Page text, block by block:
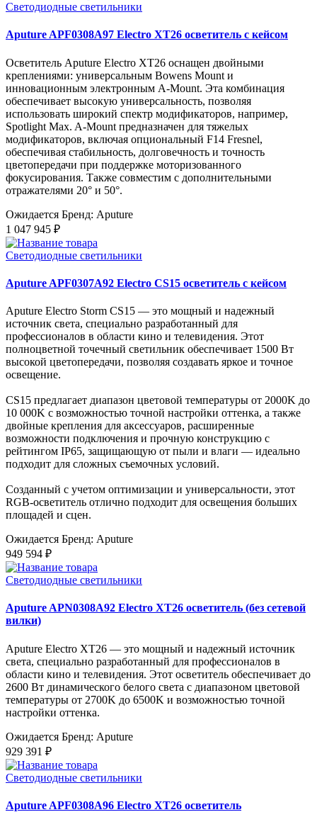
Светодиодные светильники
Aputure APF0308A97 Electro XT26 осветитель с кейсом
Осветитель Aputure Electro XT26 оснащен двойными
креплениями: универсальным Bowens Mount и
инновационным электронным A-Mount. Эта комбинация
обеспечивает высокую универсальность, позволяя
использовать широкий спектр модификаторов, например,
Spotlight Max. A-Mount предназначен для тяжелых
модификаторов, включая опциональный F14 Fresnel,
обеспечивая стабильность, долговечность и точность
цветопередачи при поддержке моторизованного
фокусирования. Также совместим с дополнительными
отражателями 20° и 50°.
Ожидается Бренд: Aputure
1 047 945 ₽
Светодиодные светильники
Aputure APF0307A92 Electro CS15 осветитель с кейсом
Aputure Electro Storm CS15 — это мощный и надежный
источник света, специально разработанный для
профессионалов в области кино и телевидения. Этот
полноцветной точечный светильник обеспечивает 1500 Вт
высокой цветопередачи, позволяя создавать яркое и точное
освещение.
CS15 предлагает диапазон цветовой температуры от 2000K до
10 000K с возможностью точной настройки оттенка, а также
двойные крепления для аксессуаров, расширенные
возможности подключения и прочную конструкцию с
рейтингом IP65, защищающую от пыли и влаги — идеально
подходит для сложных съемочных условий.
Созданный с учетом оптимизации и универсальности, этот
RGB-осветитель отлично подходит для освещения больших
площадей и сцен.
Ожидается Бренд: Aputure
949 594 ₽
Светодиодные светильники
Aputure APN0308A92 Electro XT26 осветитель (без сетевой
вилки)
Aputure Electro XT26 — это мощный и надежный источник
света, специально разработанный для профессионалов в
области кино и телевидения. Этот осветитель обеспечивает до
2600 Вт динамического белого света с диапазоном цветовой
температуры от 2700K до 6500K и возможностью точной
настройки оттенка.
Ожидается Бренд: Aputure
929 391 ₽
Светодиодные светильники
Aputure APF0308A96 Electro XT26 осветитель